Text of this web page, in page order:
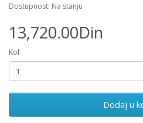
Dostupnost: Na stanju
13,720.00Din
Kol
Dodaj u